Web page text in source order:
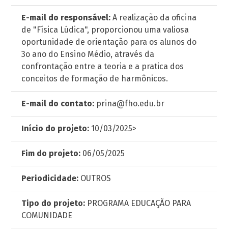
E-mail do responsável: A realização da oficina
de "Física Lúdica", proporcionou uma valiosa
oportunidade de orientação para os alunos do
3o ano do Ensino Médio, através da
confrontação entre a teoria e a pratica dos
conceitos de formação de harmônicos.
E-mail do contato: prina@fho.edu.br
Início do projeto: 10/03/2025>
Fim do projeto: 06/05/2025
Periodicidade: OUTROS
Tipo do projeto: PROGRAMA EDUCAÇÃO PARA
COMUNIDADE